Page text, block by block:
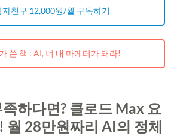
자친구 12,000원/월 구독하기
쓴 책 : AI, 너 내 마케터가 돼라!
하다면? 클로드 Max 요
월 28만원짜리 AI의 정체